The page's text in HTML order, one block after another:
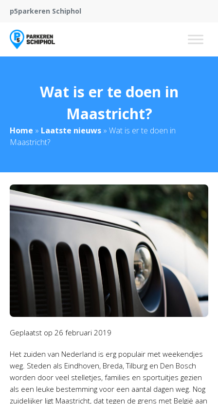
p5parkeren Schiphol
Wat is er te doen in
Maastricht?
Home » Laatste nieuws » Wat is er te doen in
Maastricht?
Geplaatst op 26 februari 2019
Het zuiden van Nederland is erg populair met weekendjes
weg. Steden als Eindhoven, Breda, Tilburg en Den Bosch
worden door veel stelletjes, families en sportuitjes gezien
als een leuke bestemming voor een aantal dagen weg. Nog
zuidelijker ligt Maastricht, dat tegen de grens met België aan